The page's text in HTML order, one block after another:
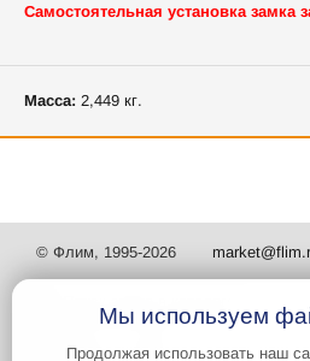
Самостоятельная установка замка
Масса: 2,449 кг.
© Флим, 1995-2026
Мы используем
Продолжая использовать наш